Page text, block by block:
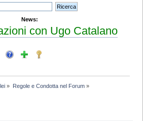
News:
con Ugo Catalano
» Regole e Condotta nel Forum»